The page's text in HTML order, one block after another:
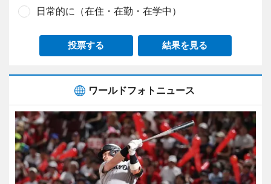
日常的に（在住・在勤・在学中）
投票する 結果を見る
ワールドフォトニュース